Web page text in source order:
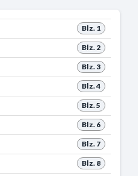
Blz. 1
Blz. 2
Blz. 3
Blz. 4
Blz. 5
Blz. 6
Blz. 7
Blz. 8